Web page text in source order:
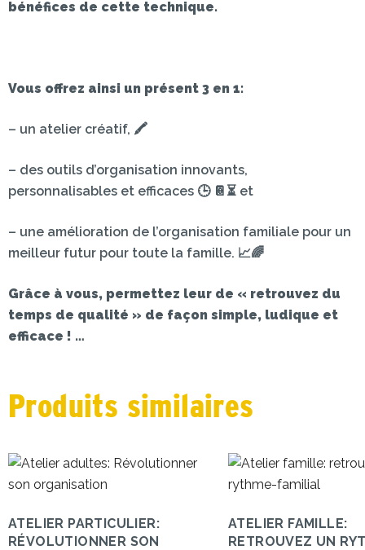
bénéfices de cette technique.
Vous offrez ainsi un présent 3 en 1:
– un atelier créatif, 🖍
– des outils d’organisation innovants,
personnalisables et efficaces 🕒 📔⏳ et
– une amélioration de l’organisation familiale pour un
meilleur futur pour toute la famille. 📈🌈
Grâce à vous, permettez leur de « retrouvez du
temps de qualité » de façon simple, ludique et
efficace ! …
Produits similaires
ATELIER PARTICULIER:
RÉVOLUTIONNER SON
ATELIER FAMILLE:
RETROUVEZ UN